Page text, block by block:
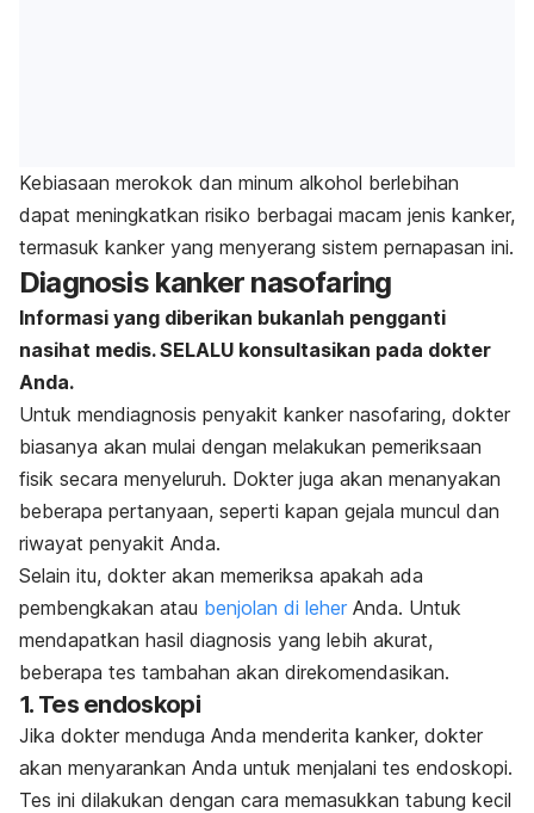
Kebiasaan merokok dan minum alkohol berlebihan
dapat meningkatkan risiko berbagai macam jenis kanker,
termasuk kanker yang menyerang sistem pernapasan ini.
Diagnosis kanker nasofaring
Informasi yang diberikan bukanlah pengganti
nasihat medis. SELALU konsultasikan pada dokter
Anda.
Untuk mendiagnosis penyakit kanker nasofaring, dokter
biasanya akan mulai dengan melakukan pemeriksaan
fisik secara menyeluruh. Dokter juga akan menanyakan
beberapa pertanyaan, seperti kapan gejala muncul dan
riwayat penyakit Anda.
Selain itu, dokter akan memeriksa apakah ada
pembengkakan atau benjolan di leher Anda. Untuk
mendapatkan hasil diagnosis yang lebih akurat,
beberapa tes tambahan akan direkomendasikan.
1. Tes endoskopi
Jika dokter menduga Anda menderita kanker, dokter
akan menyarankan Anda untuk menjalani tes endoskopi.
Tes ini dilakukan dengan cara memasukkan tabung kecil